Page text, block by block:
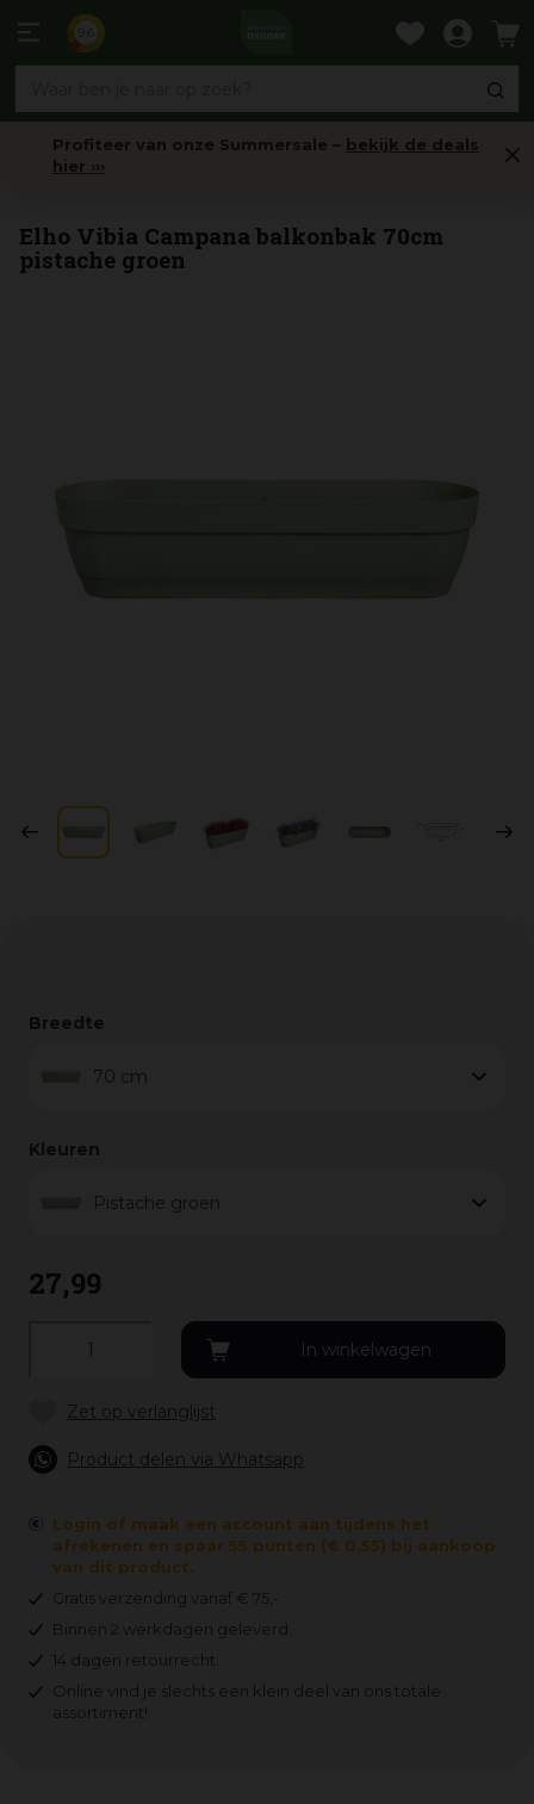
naar
Profiteer van onze Summersale – bekijk de deals
hier ›››
Elho Vibia Campana balkonbak 70cm
pistache groen
Breedte
70 cm
Kleuren
Pistache groen
27,99
Product delen via Whatsapp
Login of maak een account aan tijdens het
afrekenen en spaar 55 punten (€ 0,55) bij aankoop
van dit product.
Gratis verzending vanaf € 75,-
Binnen 2 werkdagen geleverd.
14 dagen retourrecht.
Online vind je slechts een klein deel van ons totale
assortiment!